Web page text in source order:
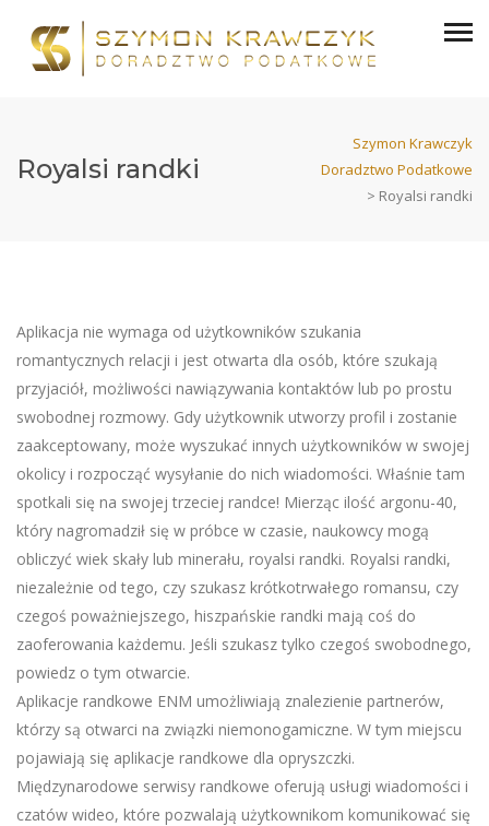
Royalsi randki
Szymon Krawczyk
Doradztwo Podatkowe
> Royalsi randki
Aplikacja nie wymaga od użytkowników szukania
romantycznych relacji i jest otwarta dla osób, które szukają
przyjaciół, możliwości nawiązywania kontaktów lub po prostu
swobodnej rozmowy. Gdy użytkownik utworzy profil i zostanie
zaakceptowany, może wyszukać innych użytkowników w swojej
okolicy i rozpocząć wysyłanie do nich wiadomości. Właśnie tam
spotkali się na swojej trzeciej randce! Mierząc ilość argonu-40,
który nagromadził się w próbce w czasie, naukowcy mogą
obliczyć wiek skały lub minerału, royalsi randki. Royalsi randki,
niezależnie od tego, czy szukasz krótkotrwałego romansu, czy
czegoś poważniejszego, hiszpańskie randki mają coś do
zaoferowania każdemu. Jeśli szukasz tylko czegoś swobodnego,
powiedz o tym otwarcie.
Aplikacje randkowe ENM umożliwiają znalezienie partnerów,
którzy są otwarci na związki niemonogamiczne. W tym miejscu
pojawiają się aplikacje randkowe dla opryszczki.
Międzynarodowe serwisy randkowe oferują usługi wiadomości i
czatów wideo, które pozwalają użytkownikom komunikować się